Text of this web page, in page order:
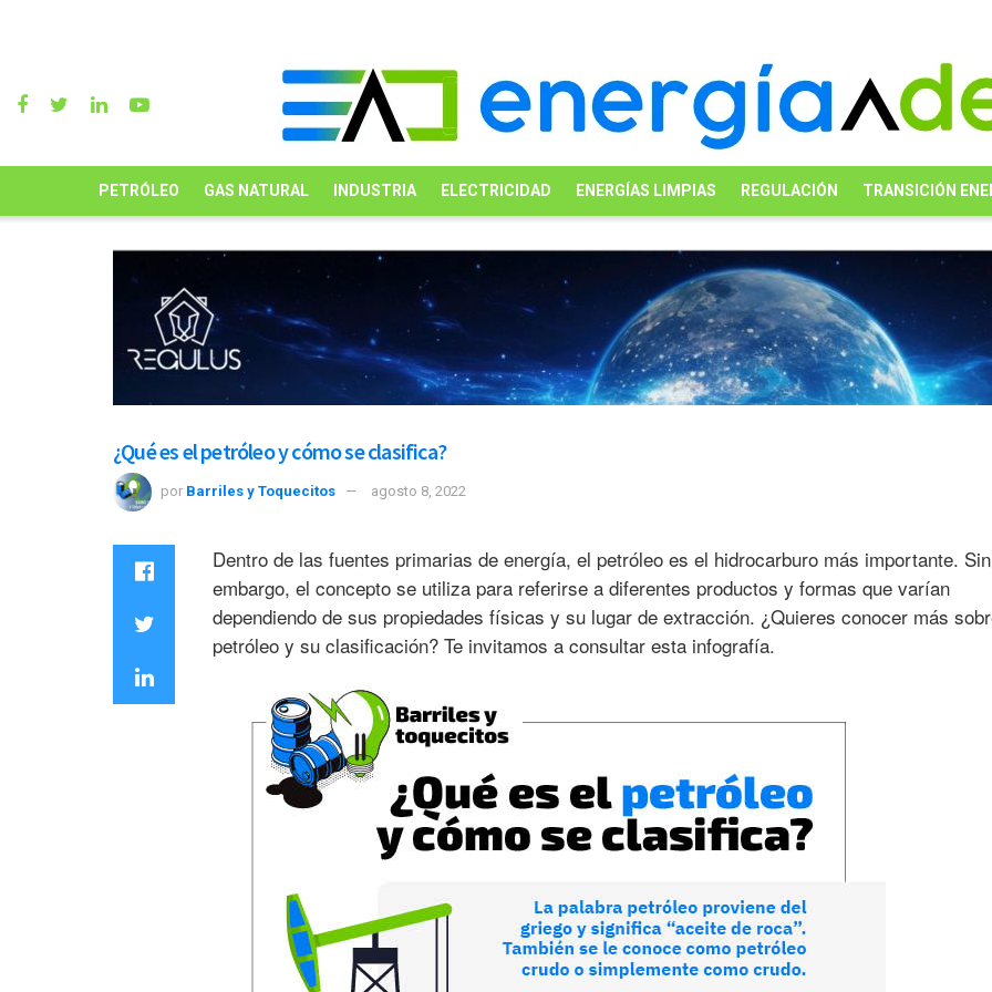
PETRÓLEO GAS NATURAL INDUSTRIA ELECTRICIDAD ENERGÍAS LIMPIAS REGULACIÓN TRANSICIÓN
¿Qué es el petróleo y cómo se clasifica?
por Barriles y Toquecitos agosto 8, 2022
Dentro de las fuentes primarias de energía, el petróleo es el hidrocarburo más importante. Sin
embargo, el concepto se utiliza para referirse a diferentes productos y formas que varían
dependiendo de sus propiedades físicas y su lugar de extracción. ¿Quieres conocer más
petróleo y su clasificación? Te invitamos a consultar esta infografía.